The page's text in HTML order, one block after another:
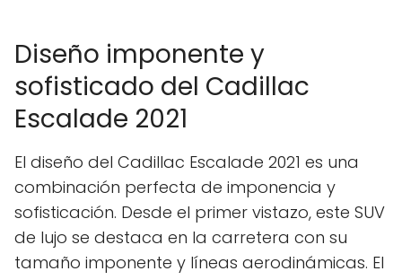
Diseño imponente y
sofisticado del Cadillac
Escalade 2021
El diseño del Cadillac Escalade 2021 es una
combinación perfecta de imponencia y
sofisticación. Desde el primer vistazo, este SUV
de lujo se destaca en la carretera con su
tamaño imponente y líneas aerodinámicas. El